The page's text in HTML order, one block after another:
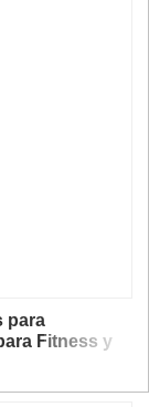
para
Fitness y